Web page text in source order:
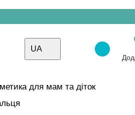
UA
для мам та діток